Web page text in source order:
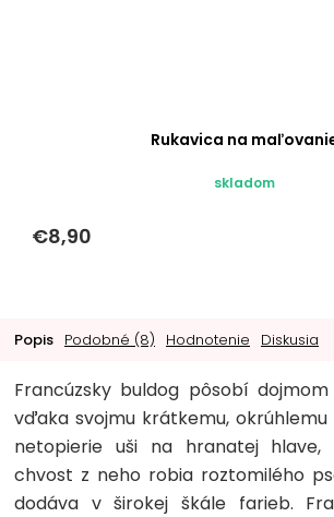
Rukavica na
skladom
€8,90
Popis Podobné (8) Hodnotenie Diskusia
Francúzsky buldog pôsobí
vďaka svojmu krátkemu,
netopierie uši na hranatej
chvost z neho robia roztomilého
dodáva v širokej škále farieb.